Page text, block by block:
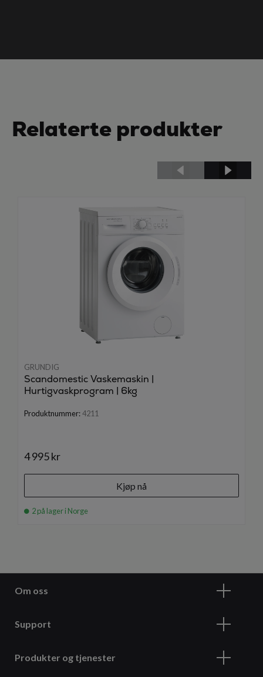
Relaterte produkter
GRUNDIG
Scandomestic Vaskemaskin |
Hurtigvaskprogram | 6kg
Produktnummer:4211
4 995 kr
Kjøp nå
2 på lager i Norge
Om oss
Support
Produkter og tjenester